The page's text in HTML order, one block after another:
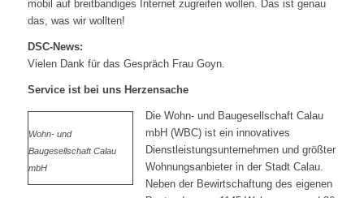
mobil auf breitbandiges Internet zugreifen wollen. Das ist genau
das, was wir wollten!
DSC-News:
Vielen Dank für das Gespräch Frau Goyn.
Service ist bei uns Herzensache
Wohn- und
Baugesellschaft Calau
mbH
Die Wohn- und Baugesellschaft Calau
mbH (WBC) ist ein innovatives
Dienstleistungsunternehmen und größter
Wohnungsanbieter in der Stadt Calau.
Neben der Bewirtschaftung des eigenen